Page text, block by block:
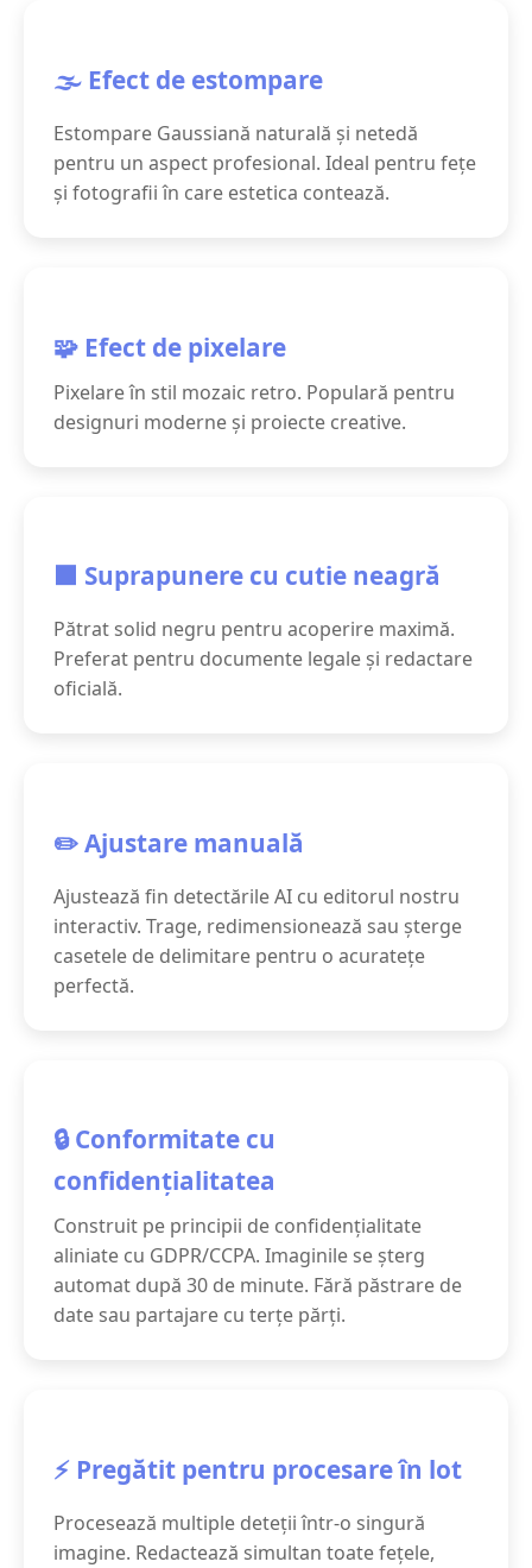
🌫️ Efect de estompare
Estompare Gaussiană naturală și netedă
pentru un aspect profesional. Ideal pentru fețe
și fotografii în care estetica contează.
🧩 Efect de pixelare
Pixelare în stil mozaic retro. Populară pentru
designuri moderne și proiecte creative.
⬛ Suprapunere cu cutie neagră
Pătrat solid negru pentru acoperire maximă.
Preferat pentru documente legale și redactare
oficială.
✏️ Ajustare manuală
Ajustează fin detectările AI cu editorul nostru
interactiv. Trage, redimensionează sau șterge
casetele de delimitare pentru o acuratețe
perfectă.
🔒 Conformitate cu
confidențialitatea
Construit pe principii de confidențialitate
aliniate cu GDPR/CCPA. Imaginile se șterg
automat după 30 de minute. Fără păstrare de
date sau partajare cu terțe părți.
⚡ Pregătit pentru procesare în lot
Procesează multiple deteții într-o singură
imagine. Redactează simultan toate fețele,